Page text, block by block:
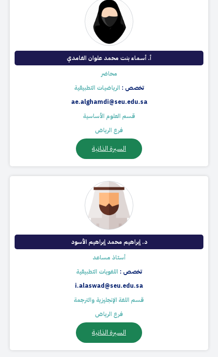
أ. أسماء بنت محمد علوان الغامدي
محاضر
تخصص : الرياضيات التطبيقية
ae.alghamdi@seu.edu.sa
قسم العلوم الأساسية
فرع الرياض
السيرة الذاتية
د. إبراهيم محمد إبراهيم الأسود
أستاذ مساعد
تخصص : اللغويات التطبيقية
i.alaswad@seu.edu.sa
قسم اللغة الإنجليزية والترجمة
فرع الرياض
السيرة الذاتية